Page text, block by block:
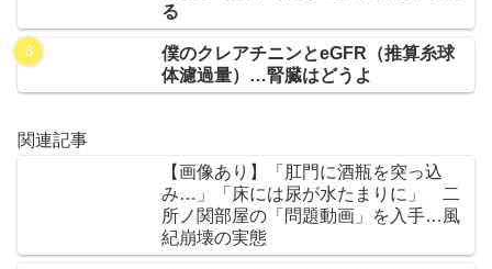
る
僕のクレアチニンとeGFR（推算糸球
体濾過量）…腎臓はどうよ
関連記事
【画像あり】「肛門に酒瓶を突っ込
み…」「床には尿が水たまりに」 二
所ノ関部屋の「問題動画」を入手…風
紀崩壊の実態